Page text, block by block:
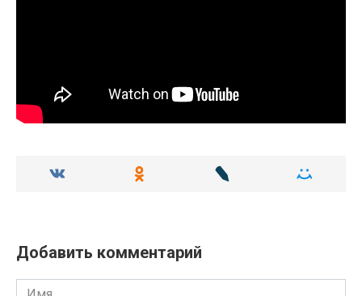
Добавить комментарий
Имя